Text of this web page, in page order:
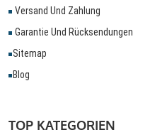
Versand Und Zahlung
Garantie Und Rücksendungen
Sitemap
Blog
TOP KATEGORIEN